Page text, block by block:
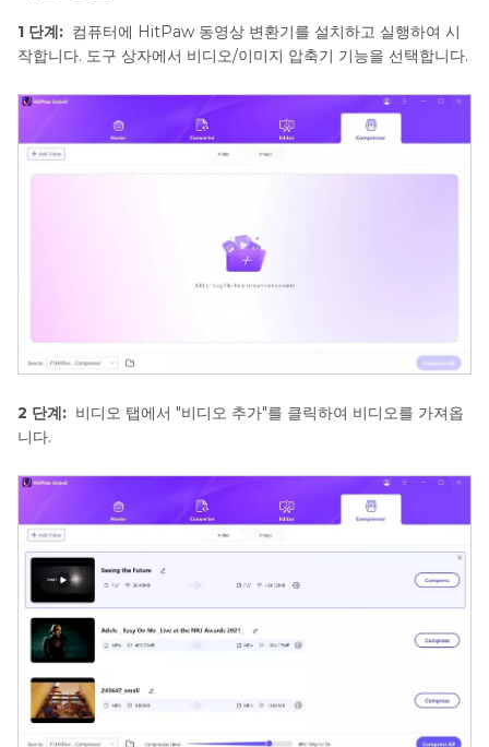
1 단계: 컴퓨터에 HitPaw 동영상 변환기를 설치하고 실행하여 시
작합니다. 도구 상자에서 비디오/이미지 압축기 기능을 선택합니다.
2 단계: 비디오 탭에서 "비디오 추가"를 클릭하여 비디오를 가져옵
니다.